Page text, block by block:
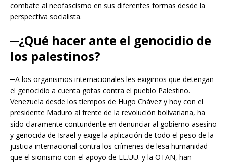
combate al neofascismo en sus diferentes formas desde la
perspectiva socialista.
─¿Qué hacer ante el genocidio de
los palestinos?
─A los organismos internacionales les exigimos que detengan
el genocidio a cuenta gotas contra el pueblo Palestino.
Venezuela desde los tiempos de Hugo Chávez y hoy con el
presidente Maduro al frente de la revolución bolivariana, ha
sido claramente contundente en denunciar al gobierno asesino
y genocida de Israel y exige la aplicación de todo el peso de la
justicia internacional contra los crímenes de lesa humanidad
que el sionismo con el apoyo de EE.UU. y la OTAN, han